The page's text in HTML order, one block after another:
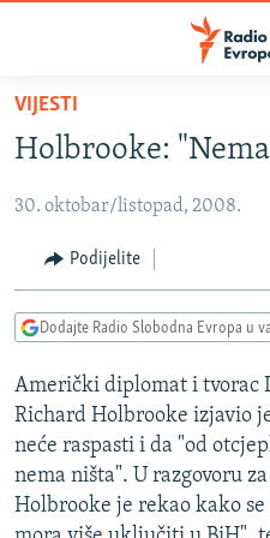
Pređite
glavni
Pređite
Pređite
pretragu
VIJESTI
SRBIJA
KOSOVO
VIZUELNO
VIDEO
FOTOGALERIJE
INFOGRAFIKE
PODCASTI
RAT U UKRAJINI
KINA NA BALKANU
RSE PRIČE IZ SVIJETA
VIJESTI
Holbrooke:
30. oktobar/listopad, 2008.
Podijelite
Dodajte Radio Slobodna Evropa u
Američki diplomat i tvorac
Richard Holbrooke izjavio
neće raspasti i da "od
nema ništa". U razgovoru
Holbrooke je rekao kako